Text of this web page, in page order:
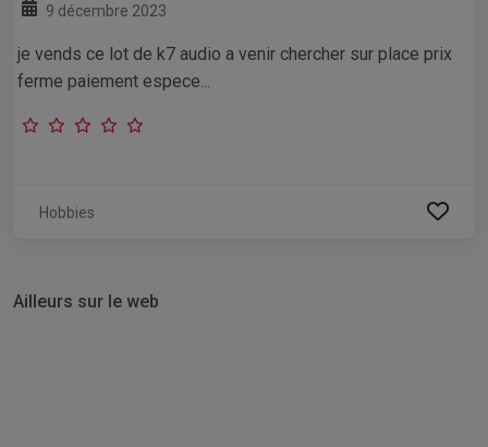
9 décembre 2023
je vends ce lot de k7 audio a venir chercher sur place prix
ferme paiement espece...
Hobbies
Ailleurs sur le web